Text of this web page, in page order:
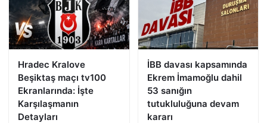
Hradec Kralove
Beşiktaş maçı tv100
Ekranlarında: İşte
Karşılaşmanın
Detayları
İBB davası kapsamında
Ekrem İmamoğlu dahil
53 sanığın
tutukluluğuna devam
kararı